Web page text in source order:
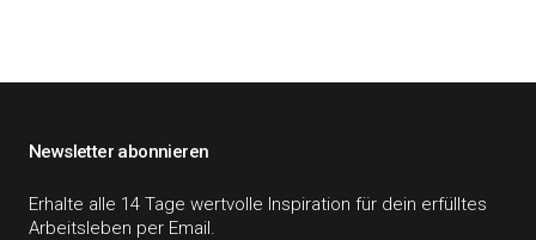
Newsletter abonnieren
Erhalte alle 14 Tage wertvolle Inspiration für dein erfülltes
Arbeitsleben per Email.